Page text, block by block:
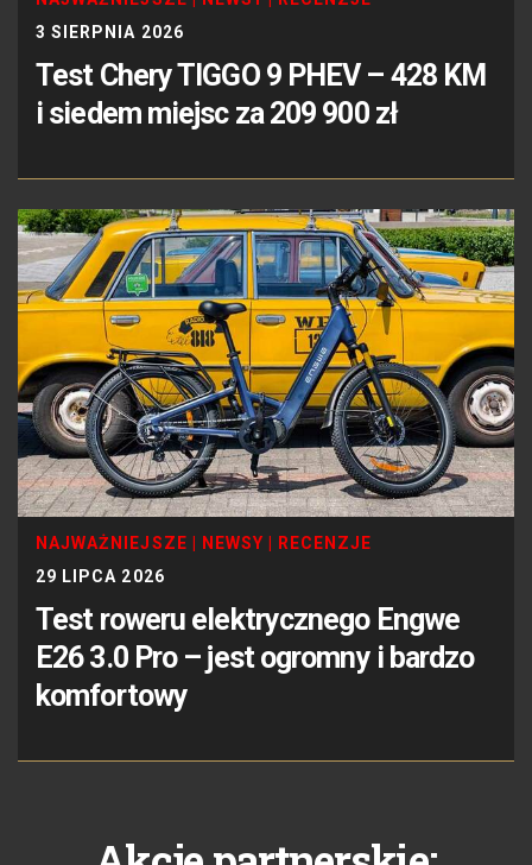
3 SIERPNIA 2026
Test Chery TIGGO 9 PHEV – 428 KM
i siedem miejsc za 209 900 zł
NAJWAŻNIEJSZE NEWSY
RECENZJE
29 LIPCA 2026
Test roweru elektrycznego Engwe
E26 3.0 Pro – jest ogromny i bardzo
komfortowy